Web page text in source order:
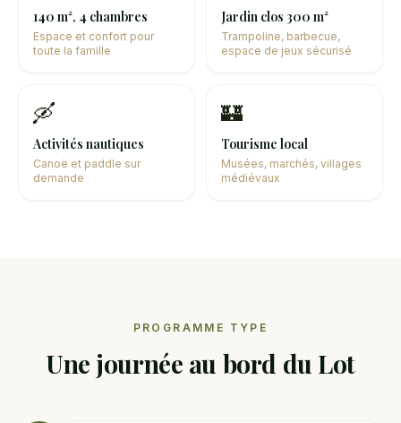
140 m², 4 chambres
Espace et confort pour
toute la famille
Jardin clos 300 m²
Trampoline, barbecue,
espace de jeux sécurisé
🛶
Activités nautiques
Canoë et paddle sur
demande
🏰
Tourisme local
Musées, marchés, villages
médiévaux
PROGRAMME TYPE
Une journée au bord du Lot